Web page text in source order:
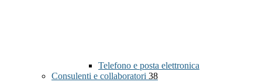
Telefono e posta elettronica
Consulenti e collaboratori 38